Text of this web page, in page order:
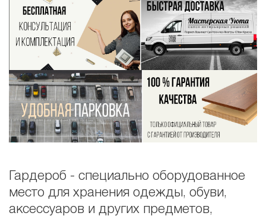
Гардероб - специально оборудованное
место для хранения одежды, обуви,
аксессуаров и других предметов,